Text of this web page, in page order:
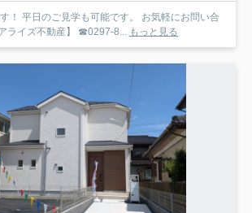
！ 平日のご見学も可能です。 お気軽にお問い合
ださい♪ 【リアライズ不動産】 ☎0297-8... もっと見る